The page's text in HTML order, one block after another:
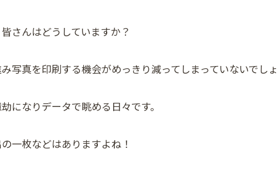
さんはどうしていますか？
写真を印刷する機会がめっきり減ってしまっていないでし
になりデータで眺める日々です。
一枚などはありますよね！